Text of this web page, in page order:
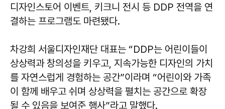
디자인스토어 이벤트, 키크니 전시 등 DDP 전역을 연
결하는 프로그램도 마련됐다.
차강희 서울디자인재단 대표는 “DDP는 어린이들이
상상력과 창의성을 키우고, 지속가능한 디자인의 가치
를 자연스럽게 경험하는 공간”이라며 “어린이와 가족
이 함께 배우고 쉬며 상상력을 펼치는 공간으로 확장
될 수 있음을 보여준 행사”라고 말했다.